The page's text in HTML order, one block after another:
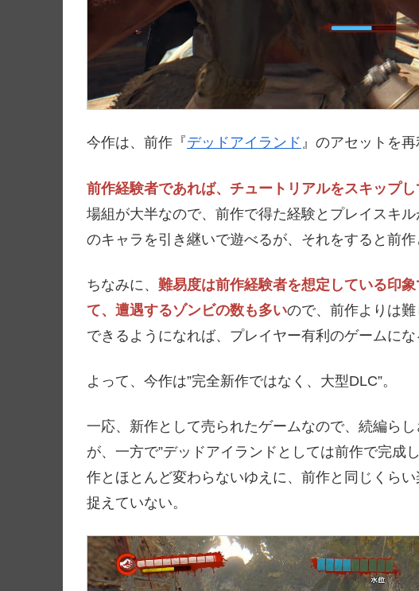
今作は、前作『デッドアイランド 』のアセットを再
前作経験者であれば、チュートリアルをスキップ
場組が大半なので、前作で得た経験とプレイスキ
のキャラを引き継いで遊べるが、それをすると前作
ちなみに、 難易度は前作経験者を想定している印
て、遭遇するゾンビの数も多いので、前作よりは
できるようになれば、プレイヤー有利のゲームにな
よって、今作は”完全新作ではなく、大型DLC”。
一応、新作として売られたゲームなので、続編ら
が、一方で”デッドアイランドとしては前作で完成
作とほとんど変わらないゆえに、前作と同じくら
捉えていない。